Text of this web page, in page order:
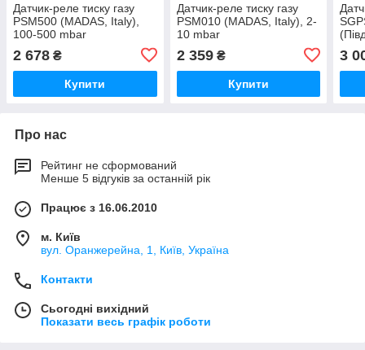
Датчик-реле тиску газу
PSM500 (MADAS, Italy),
100-500 mbar
2 678 ₴
Купити
Датчик-реле тиску газу
PSM010 (MADAS, Italy), 2-
10 mbar
2 359₴
Купити
3
Про нас
Рейтинг не сформований
Менше 5 відгуків за останній рік
Працює з 16.06.2010
м. Київ
вул. Оранжерейна, 1, Київ, Україна
Контакти
Сьогодні вихідний
Показати весь графік роботи